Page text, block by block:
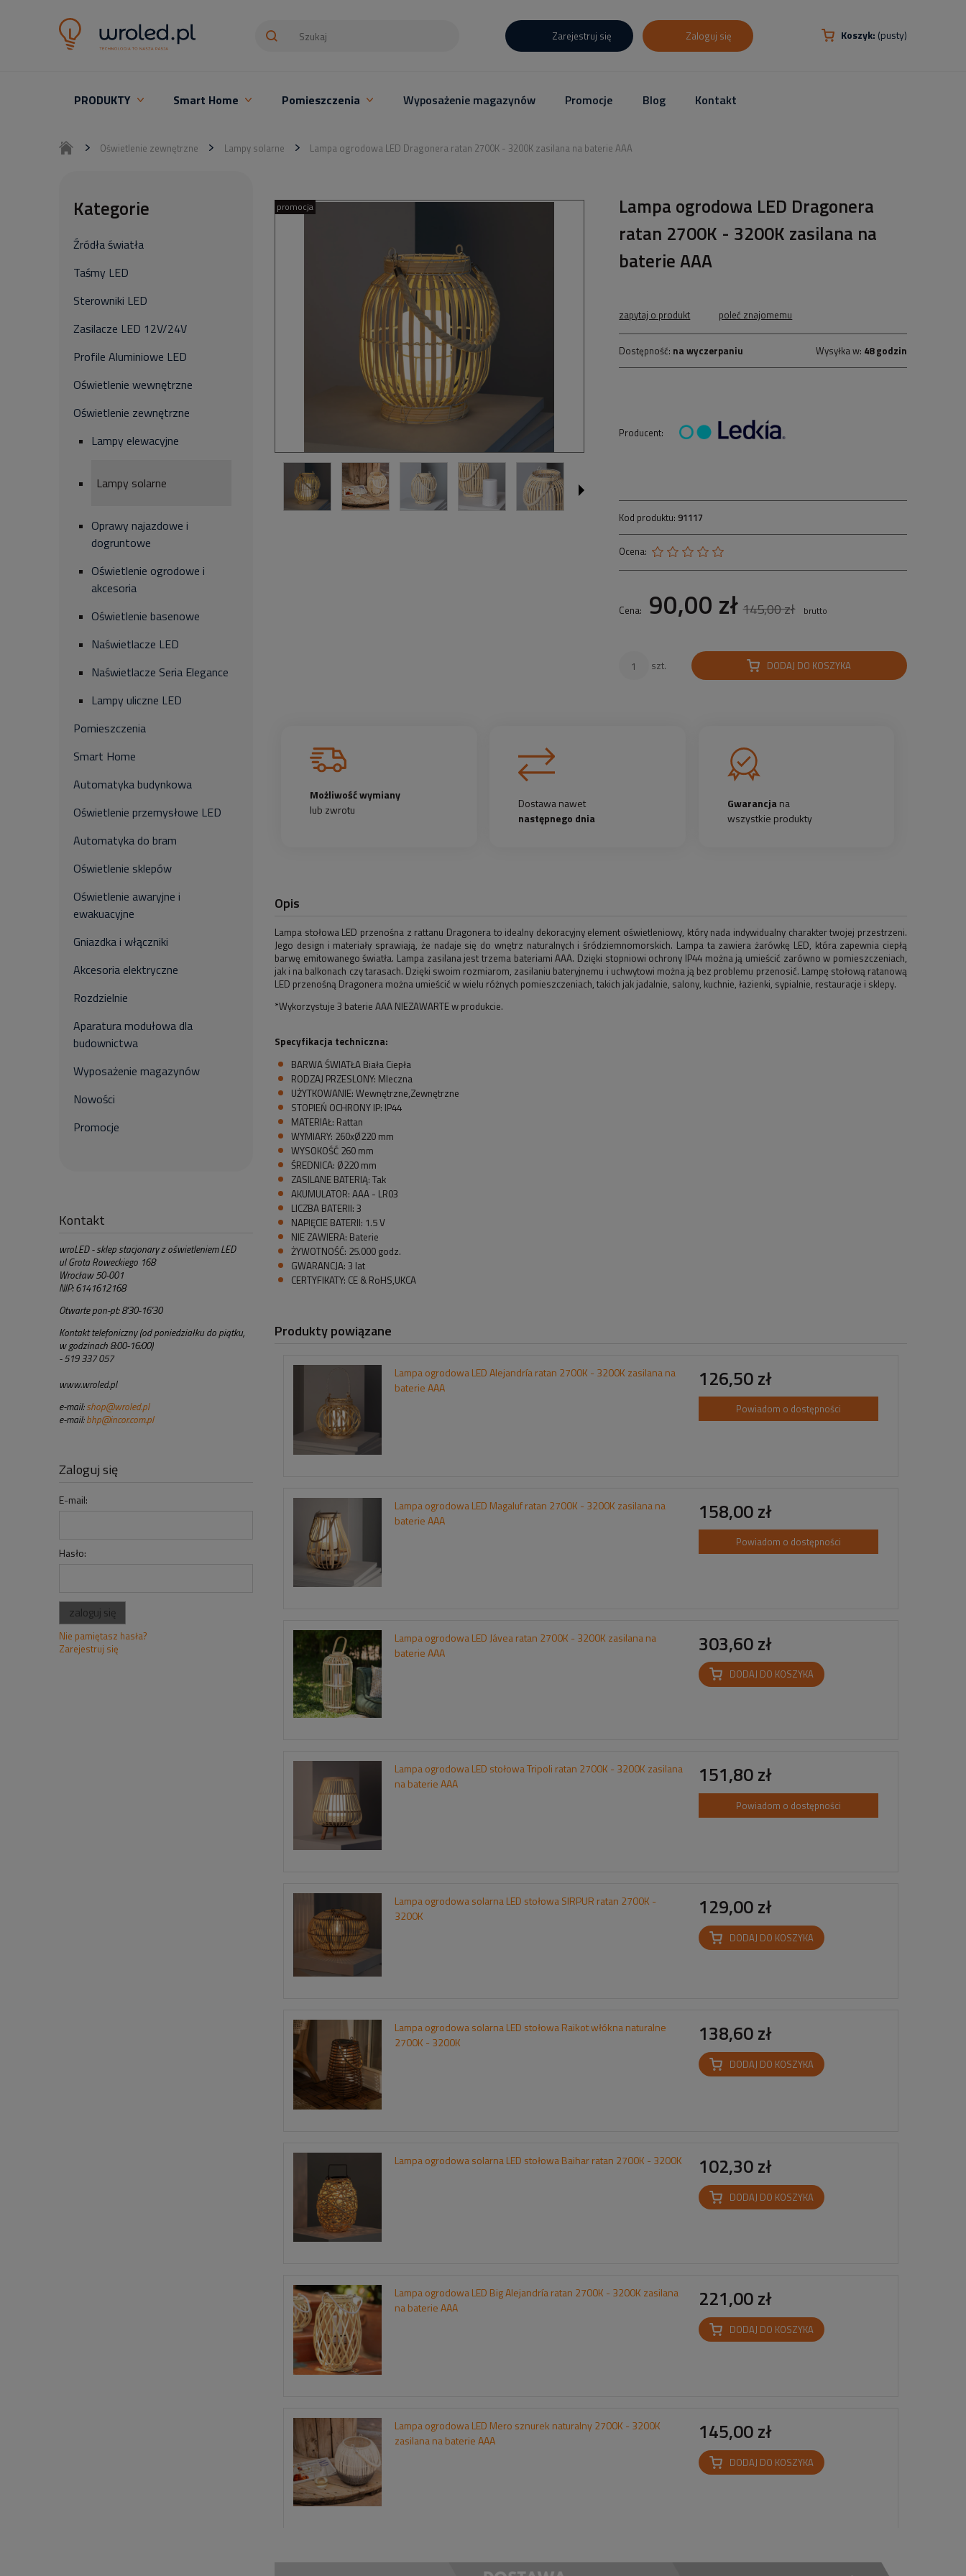
Koszyk: (pusty)
Zarejestruj się Zaloguj się
PRODUKTY Smart Home Pomieszczenia Wyposażenie magazynów Promocje Blog Kontakt
Oświetlenie zewnętrzne Lampy solarne Lampa ogrodowa LED Dragonera ratan 2700K - 3200K zasilana na baterie AAA
Kategorie
Źródła światła
Taśmy LED
Sterowniki LED
Zasilacze LED 12V/24V
Profile Aluminiowe LED
Oświetlenie wewnętrzne
Oświetlenie zewnętrzne
Lampy elewacyjne
Lampy solarne
Oprawy najazdowe i
dogruntowe
Oświetlenie ogrodowe i
akcesoria
Oświetlenie basenowe
Naświetlacze LED
Naświetlacze Seria Elegance
Lampy uliczne LED
Pomieszczenia
Smart Home
Automatyka budynkowa
Oświetlenie przemysłowe LED
Automatyka do bram
Oświetlenie sklepów
Oświetlenie awaryjne i
ewakuacyjne
Gniazdka i włączniki
Akcesoria elektryczne
Rozdzielnie
Aparatura modułowa dla
budownictwa
Wyposażenie magazynów
Nowości
Promocje
Kontakt
wroLED - sklep stacjonary z oświetleniem LED
ul Grota Roweckiego 168
Wrocław 50-001
NIP: 6141612168
Otwarte pon-pt: 8'30-16'30
Kontakt telefoniczny (od poniedziałku do piątku,
w godzinach 8:00-16:00)
- 519 337 057
www.wroled.pl
e-mail: shop@wroled.pl
e-mail:bhp@incor.com.pl
Zaloguj się
E-mail:
Hasło:
zaloguj się
Nie pamiętasz hasła?
Zarejestruj się
promocja
Lampa ogrodowa LED Dragonera
ratan 2700K - 3200K zasilana na
baterie AAA
zapytaj o produkt poleć znajomemu
Dostępność: na wyczerpaniu Wysyłka w: 48 godzin
Producent:
Kod produktu: 91117
Ocena:
Cena: 90,00 zł 145,00 zł brutto
szt. DODAJ DO KOSZYKA
Możliwość wymiany
lub zwrotu
Dostawa nawet
następnego dnia
Gwarancjana
wszystkie produkty
Opis
Lampa stołowa LED przenośna z rattanu Dragonera to idealny dekoracyjny element oświetleniowy, który nada indywidualny charakter twojej przestrzeni.
Jego design i materiały sprawiają, że nadaje się do wnętrz naturalnych i śródziemnomorskich. Lampa ta zawiera żarówkę LED, która zapewnia ciepłą
barwę emitowanego światła. Lampa zasilana jest trzema bateriami AAA. Dzięki stopniowi ochrony IP44 można ją umieścić zarówno w pomieszczeniach,
jak i na balkonach czy tarasach. Dzięki swoim rozmiarom, zasilaniu bateryjnemu i uchwytowi można ją bez problemu przenosić. Lampę stołową ratanową
LED przenośną Dragonera można umieścić w wielu różnych pomieszczeniach, takich jak jadalnie, salony, kuchnie, łazienki, sypialnie, restauracje i sklepy.
*Wykorzystuje 3 baterie AAA NIEZAWARTE w produkcie.
Specyfikacja techniczna:
BARWA ŚWIATŁA Biała Ciepła
RODZAJ PRZESLONY: Mleczna
UŻYTKOWANIE: Wewnętrzne,Zewnętrzne
STOPIEŃ OCHRONY IP: IP44
MATERIAŁ: Rattan
WYMIARY: 260xØ220 mm
WYSOKOŚĆ 260 mm
ŚREDNICA: Ø220 mm
ZASILANE BATERIĄ: Tak
AKUMULATOR: AAA - LR03
LICZBA BATERII: 3
NAPIĘCIE BATERII: 1.5 V
NIE ZAWIERA: Baterie
ŻYWOTNOŚĆ: 25.000 godz.
GWARANCJA: 3 lat
CERTYFIKATY: CE & RoHS,UKCA
Produkty powiązane
Lampa ogrodowa LED Alejandría ratan 2700K - 3200K zasilana na
baterie AAA
126,50 zł
Powiadom o dostępności
Lampa ogrodowa LED Magaluf ratan 2700K - 3200K zasilana na
baterie AAA
158,00 zł
Powiadom o dostępności
Lampa ogrodowa LED Jávea ratan 2700K - 3200K zasilana na
baterie AAA
303,60 zł
DODAJ DO KOSZYKA
Lampa ogrodowa LED stołowa Tripoli ratan 2700K - 3200K zasilana
na baterie AAA
151,80 zł
Powiadom o dostępności
Lampa ogrodowa solarna LED stołowa SIRPUR ratan 2700K -
3200K
129,00 zł
DODAJ DO KOSZYKA
Lampa ogrodowa solarna LED stołowa Raikot włókna naturalne
2700K - 3200K
138,60 zł
DODAJ DO KOSZYKA
Lampa ogrodowa solarna LED stołowa Baihar ratan 2700K - 3200K 102,30 zł
DODAJ DO KOSZYKA
Lampa ogrodowa LED Big Alejandría ratan 2700K - 3200K zasilana
na baterie AAA
221,00 zł
DODAJ DO KOSZYKA
Lampa ogrodowa LED Mero sznurek naturalny 2700K - 3200K
zasilana na baterie AAA
145,00 zł
DODAJ DO KOSZYKA